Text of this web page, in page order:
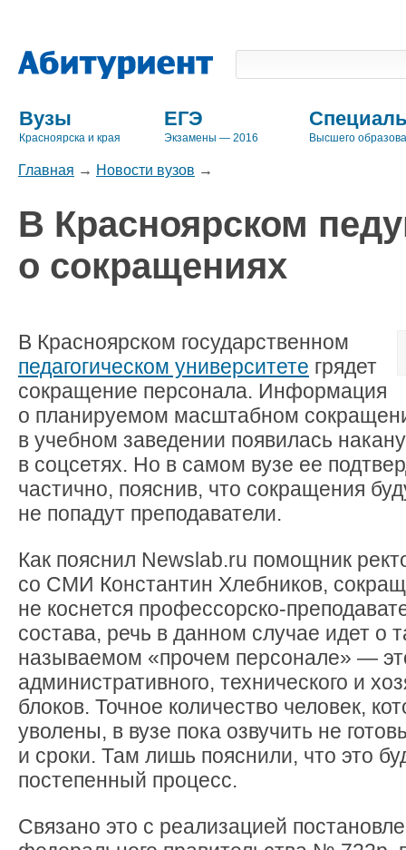
Вузы
Красноярска и края
ЕГЭ
Экзамены — 2016 Высшего
Главная → Новости вузов →
В Красноярском
о сокращениях
В Красноярском государственном
педагогическом университете грядет
сокращение персонала. Информация
о планируемом масштабном
в учебном заведении появилась
в соцсетях. Но в самом вузе ее
частично, пояснив, что сокращения
не попадут препода­ватели.
Как пояснил Newslab.ru помощник
со СМИ Константин Хлебников,
не коснется профессорско-
состава, речь в данном случае идет о
называемом «прочем персонале» —
административного, технического и
блоков. Точное количество человек,
уволены, в вузе пока озвучить не
и сроки. Там лишь пояснили, что это
постепенный процесс.
Связано это с реализацией